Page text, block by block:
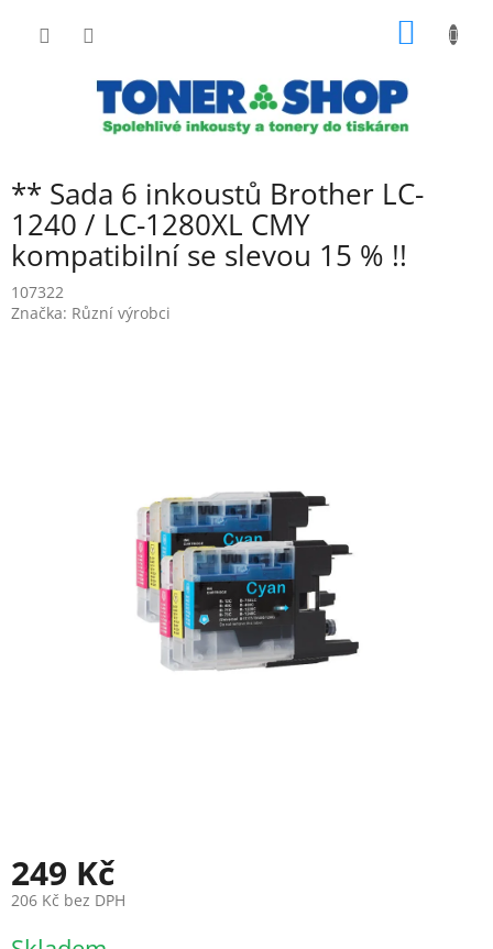
** Sada 6 inkoustů Brother LC-
1240 / LC-1280XL CMY
kompatibilní se slevou 15 % !!
107322
Značka: Různí výrobci
249 Kč
206 Kč bez DPH